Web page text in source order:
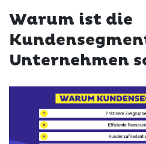
Warum ist die
Unternehmen